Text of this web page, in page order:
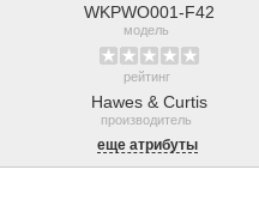
WKPWO001-F42
модель
рейтинг
Hawes & Curtis
производитель
еще атрибуты